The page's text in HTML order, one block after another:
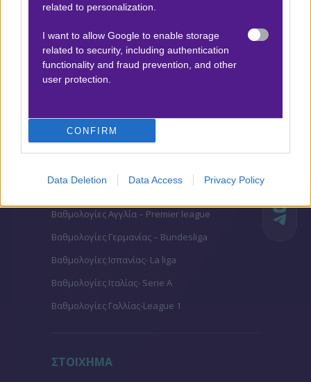
related to personalization.
I want to allow Google to enable storage
related to security, including authentication
functionality and fraud prevention, and other
user protection.
CONFIRM
Data Deletion Data Access Privacy Policy
1.90
Αποτέλεσμα: 0-4
ΒΑΘΜΟΛΟΓΙΕΣ
Βαθμολογίες Ελλάδα - Stoiximan
Βαθμολογίες Aγγλία – Premier league
Βαθμολογίες Γερμανίας – Bundesliga
Βαθμολογίες Ισπανίας- La liga
Βαθμολογίες Ιταλίας- Serie A
Βαθμολογίες Γαλλίας-League 1
ΣΤΟΙΧΗΜΑ